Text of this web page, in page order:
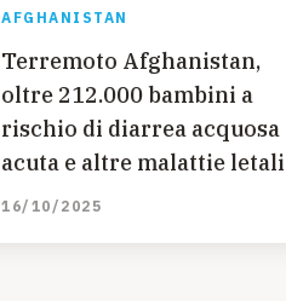
AFGHANISTAN
Terremoto Afghanistan,
oltre 212.000 bambini a
rischio di diarrea acquosa
acuta e altre malattie letali
16/10/2025